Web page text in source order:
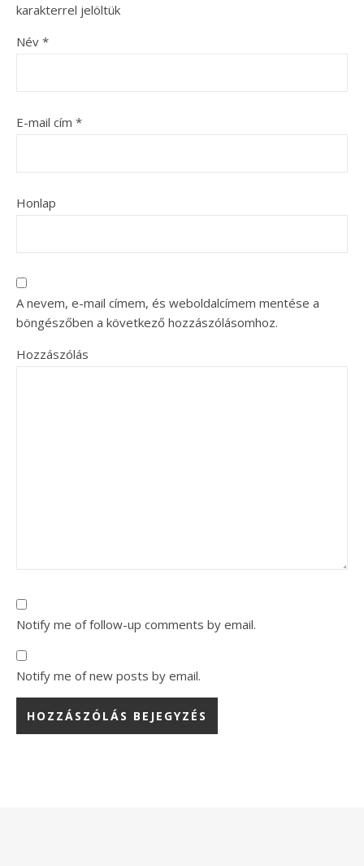
karakterrel jelöltük
Név *
E-mail cím *
Honlap
A nevem, e-mail címem, és weboldalcímem mentése a
böngészőben a következő hozzászólásomhoz.
Hozzászólás
Notify me of follow-up comments by email.
Notify me of new posts by email.